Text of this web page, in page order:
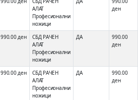
АЛАТ
Професионални
ножици
ден
990.00 ден
СБД РАЧЕН
АЛАТ
Професионални
ножици
ДА
990.00
ден
990.00 ден
СБД РАЧЕН
АЛАТ
Професионални
ножици
ДА
990.00
ден